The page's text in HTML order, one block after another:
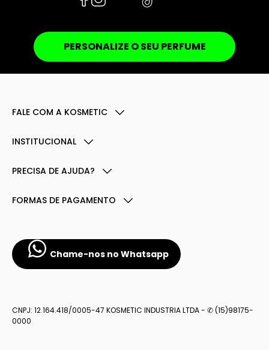
PERSONALIZE O SEU PERFUME
FALE COM A KOSMETIC
INSTITUCIONAL
PRECISA DE AJUDA?
FORMAS DE PAGAMENTO
Chame-nos no Whatsapp
CNPJ: 12.164.418/0005-47 KOSMETIC INDUSTRIA LTDA - ✆ (15)98175-
0000